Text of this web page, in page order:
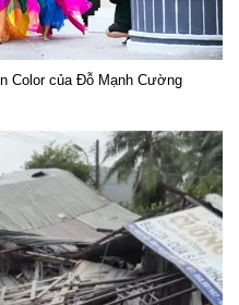
Color của Đỗ Mạnh Cường